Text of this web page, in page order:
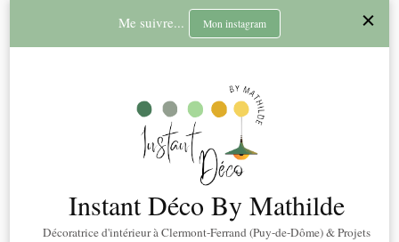
Me suivre... Mon instagram
Instant Déco By Mathilde
Décoratrice d'intérieur à Clermont-Ferrand (Puy-de-Dôme) & Projets